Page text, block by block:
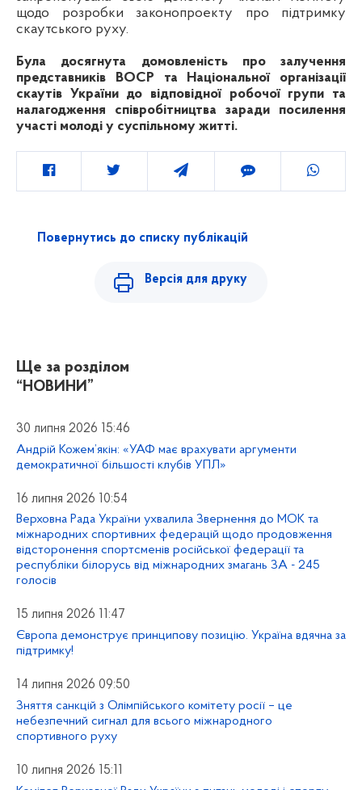
щодо розробки законопроекту про підтримку
скаутського руху.
Була досягнута домовленість про залучення
представників ВОСР та Національної організації
скаутів України до відповідної робочої групи та
налагодження співробітництва заради посилення
участі молоді у суспільному житті.
Повернутись до списку публікацій
Версія для друку
Ще за розділом
“НОВИНИ”
30 липня 2026 15:46
Андрій Кожем’якін: «УАФ має врахувати аргументи
демократичної більшості клубів УПЛ»
16 липня 2026 10:54
Верховна Рада України ухвалила Звернення до МОК та
міжнародних спортивних федерацій щодо продовження
відсторонення спортсменів російської федерації та
республіки білорусь від міжнародних змагань ЗА - 245
голосів
15 липня 2026 11:47
Європа демонструє принципову позицію. Україна вдячна за
підтримку!
14 липня 2026 09:50
Зняття санкцій з Олімпійського комітету росії – це
небезпечний сигнал для всього міжнародного
спортивного руху
10 липня 2026 15:11